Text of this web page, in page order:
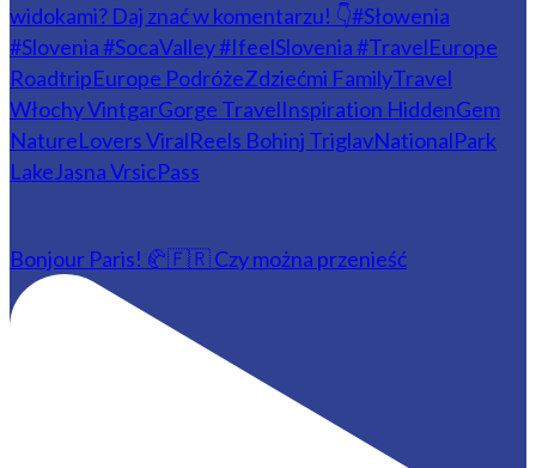
Bonjour Paris! 🥐🇫🇷 Czy można przenieść